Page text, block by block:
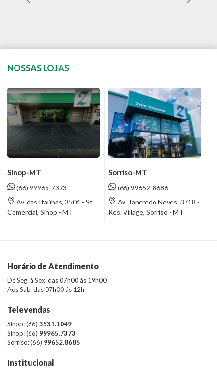
NOSSAS LOJAS
Sinop-MT
(66) 99965-7373
Av. das Itaúbas, 3504 - St.
Comercial, Sinop - MT
Sorriso-MT
(66) 99652-8686
Av. Tancredo Neves, 3718 -
Res. Village, Sorriso - MT
Horário de Atendimento
De Seg. á Sex. das 07h00 às 19h00
Aos Sab. das 07h00 ás 12h
Televendas
Sinop: (66) 3531.1049
Sinop: (66) 99965.7373
Sorriso: (66) 99652.8686
Institucional